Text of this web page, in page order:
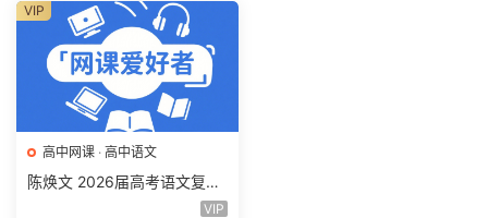
高中网课 · 高中语文
陈焕文 2026届高考语文复习
网课 高三语文 一二三轮视频
VIP
VIP